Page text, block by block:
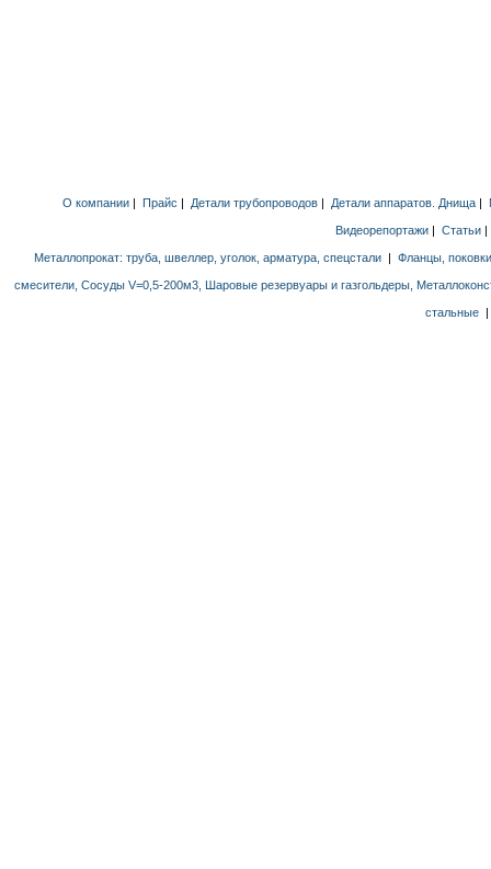
О компании| Прайс | Детали трубопроводов| Детали аппаратов. Днища|
Видеорепортажи | Статьи
Металлопрокат: труба, швеллер, уголок, арматура, спецстали| Фланцы,
смесители, Сосуды V=0,5-200м3, Шаровые резервуары и газгольдеры,
стальные